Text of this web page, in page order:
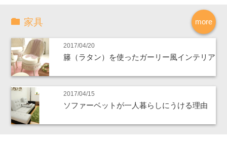
more
家具
2017/04/20
籐（ラタン）を使ったガーリー風インテリア
2017/04/15
ソファーベットが一人暮らしにうける理由